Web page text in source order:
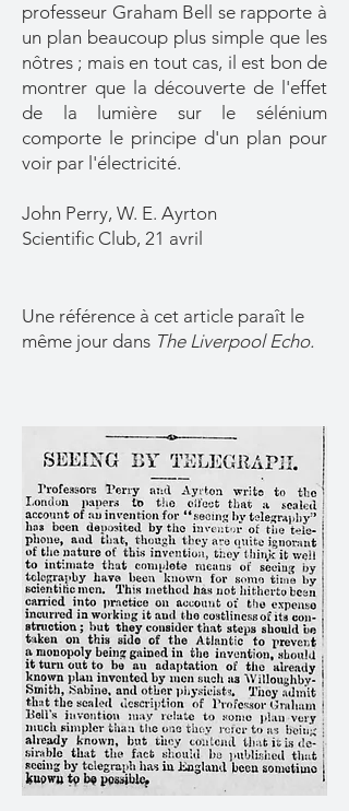
professeur Graham Bell se rapporte à
un plan beaucoup plus simple que les
nôtres ; mais en tout cas, il est bon de
montrer que la découverte de l'effet
de la lumière sur le sélénium
comporte le principe d'un plan pour
voir par l'électricité.
John Perry, W. E. Ayrton
Scientific Club, 21 avril
Une référence à cet article paraît le
même jour dans The Liverpool Echo.